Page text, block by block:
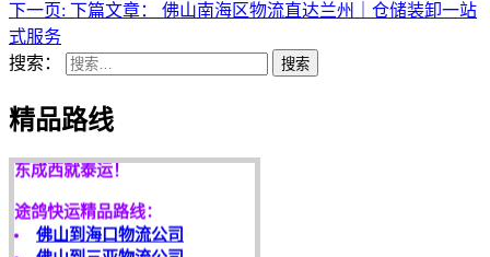
下一页: 下篇文章：
佛山南海区物流直达兰州｜仓储装卸一站
式服务
搜索：
搜索
精品路线
天开地辟宏基，
东成西就泰运！
途鸽快运精品路线：
佛山到海口物流公司
佛山到三亚物流公司
佛山到海南物流公司